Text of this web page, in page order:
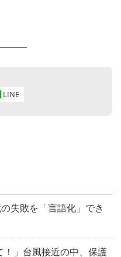
LINE
失敗を「言語化」でき
！」台風接近の中、保護